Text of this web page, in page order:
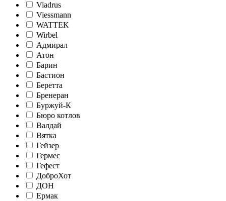
Viadrus
Viessmann
WATTEK
Wirbel
Адмирал
Атон
Барин
Бастион
Беретта
Бренеран
Буржуй-К
Бюро котлов
Валдай
Вятка
Гейзер
Гермес
Гефест
ДоброХот
ДОН
Ермак